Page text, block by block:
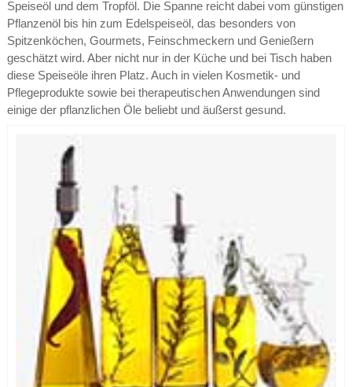
Speiseöl und dem Tropföl. Die Spanne reicht dabei vom günstigen
Pflanzenöl bis hin zum Edelspeiseöl, das besonders von
Spitzenköchen, Gourmets, Feinschmeckern und Genießern
geschätzt wird. Aber nicht nur in der Küche und bei Tisch haben
diese Speiseöle ihren Platz. Auch in vielen Kosmetik- und
Pflegeprodukte sowie bei therapeutischen Anwendungen sind
einige der pflanzlichen Öle beliebt und äußerst gesund.